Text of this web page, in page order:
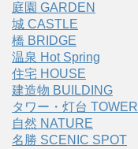
庭園 GARDEN
城 CASTLE
橋 BRIDGE
温泉 Hot Spring
住宅 HOUSE
建造物 BUILDING
タワー・灯台 TOWER
自然 NATURE
名勝 SCENIC SPOT